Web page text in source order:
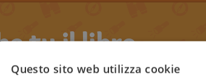
tu il libro
Questo sito web utilizza cookie